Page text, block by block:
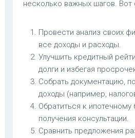
несколько важных шагов. Вот
Провести анализ своих
все доходы и расходы.
Улучшить кредитный
долги и избегая
Собрать документацию,
доходы (например,
Обратиться к ипотечному
получения консультации.
Сравнить предложения